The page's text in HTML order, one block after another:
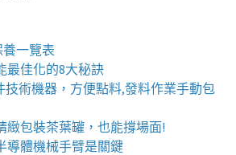
一覽表
最佳化的8大秘訣
技術機器 ，方便點料,發料作業手動包
緻包裝茶葉罐 ，也能撐場面!
導體機械手臂是關鍵